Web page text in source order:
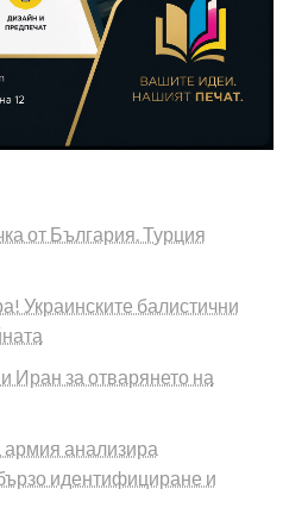
от България. Турция
Украинските балистични
Иран за отварянето на
анализира
идентифициране и